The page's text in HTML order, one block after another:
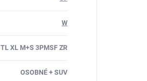
W
TL XL M+S 3PMSF ZR
OSOBNÉ + SUV